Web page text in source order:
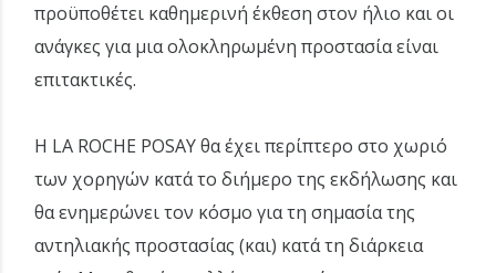
προϋποθέτει καθημερινή έκθεση στον ήλιο και οι
ανάγκες για μια ολοκληρωμένη προστασία είναι
επιτακτικές.
Η LA ROCHE POSAY θα έχει περίπτερο στο χωριό
των χορηγών κατά το διήμερο της εκδήλωσης και
θα ενημερώνει τον κόσμο για τη σημασία της
αντηλιακής προστασίας (και) κατά τη διάρκεια